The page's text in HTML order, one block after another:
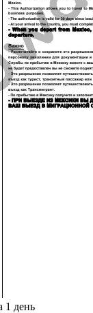
1 день